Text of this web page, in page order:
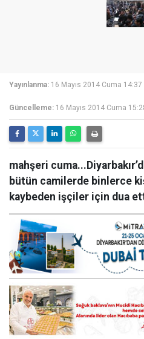
Yayınlanma: 16 Mayıs 2014 Cuma 14:37
Güncelleme: 16 Mayıs 2014 Cuma
mahşeri
bütün camilerde binlerce
kaybeden işçiler için dua